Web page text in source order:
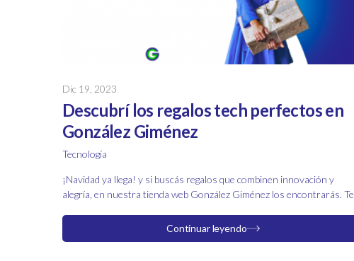
Dic 19, 2023
Descubrí los regalos tech perfectos en
González Giménez
Tecnología
¡Navidad ya llega! y si buscás regalos que combinen innovación y
alegría, en nuestra tienda web González Giménez los encontrarás. Te
Continuar leyendo